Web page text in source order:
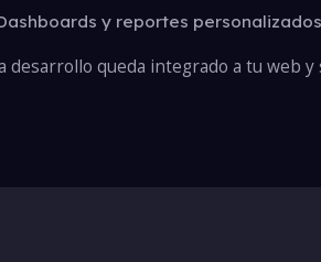
y reportes personalizados
desarrollo queda integrado a tu web